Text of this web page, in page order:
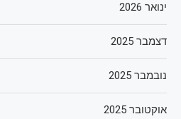
ינואר 2026
דצמבר 2025
נובמבר 2025
אוקטובר 2025